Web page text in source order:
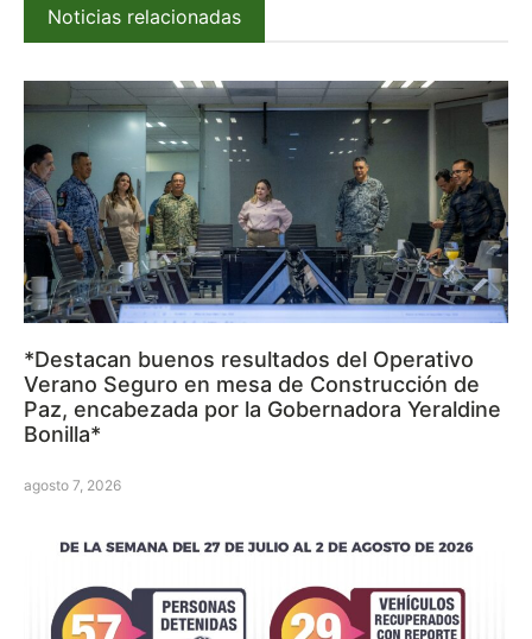
Noticias relacionadas
*Destacan buenos resultados del Operativo
Verano Seguro en mesa de Construcción de
Paz, encabezada por la Gobernadora Yeraldine
Bonilla*
agosto 7, 2026